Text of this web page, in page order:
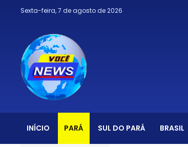
Sexta-feira, 7 de agosto de 2026
INÍCIO PARÁ SUL DO PARÁ BRASIL